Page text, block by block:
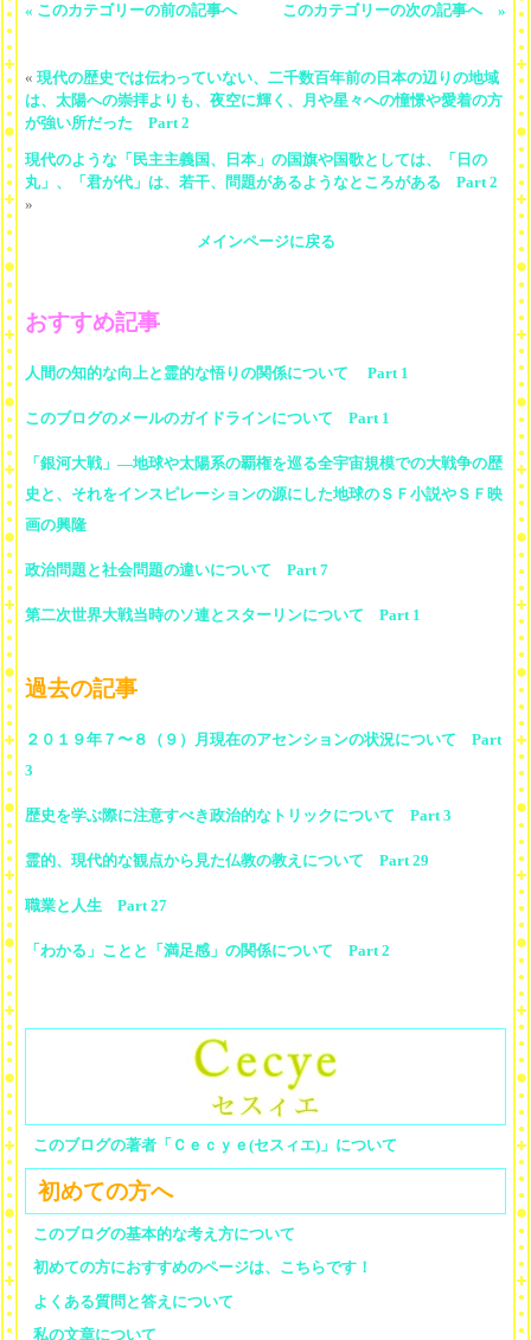
« このカテゴリーの前の記事へ このカテゴリーの次の記事へ »
« 現代の歴史では伝わっていない、二千数百年前の日本の辺りの地域
は、太陽への崇拝よりも、夜空に輝く、月や星々への憧憬や愛着の方
が強い所だった Part 2
現代のような「民主主義国、日本」の国旗や国歌としては、「日の
丸」、「君が代」は、若干、問題があるようなところがある Part 2
»
メインページに戻る
おすすめ記事
人間の知的な向上と霊的な悟りの関係について Part 1
このブログのメールのガイドラインについて Part 1
「銀河大戦」―地球や太陽系の覇権を巡る全宇宙規模での大戦争の歴
史と、それをインスピレーションの源にした地球のＳＦ小説やＳＦ映
画の興隆
政治問題と社会問題の違いについて Part 7
第二次世界大戦当時のソ連とスターリンについて Part 1
過去の記事
２０１９年７〜８（９）月現在のアセンションの状況について Part
3
歴史を学ぶ際に注意すべき政治的なトリックについて Part 3
霊的、現代的な観点から見た仏教の教えについて Part 29
職業と人生 Part 27
「わかる」ことと「満足感」の関係について Part 2
このブログの著者「Ｃｅｃｙｅ(セスィエ)」について
初めての方へ
このブログの基本的な考え方について
初めての方におすすめのページは、こちらです！
よくある質問と答えについて
私の文章について